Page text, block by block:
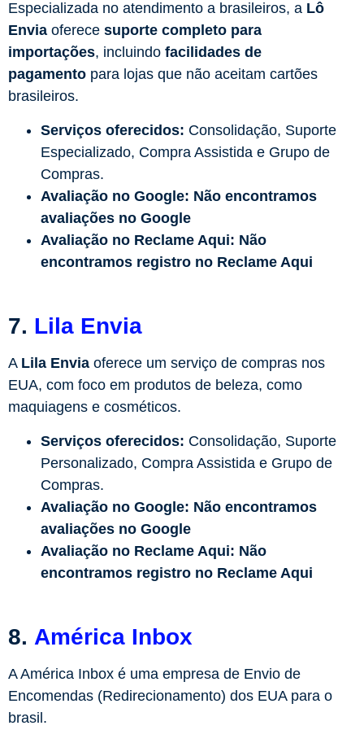
Especializada no atendimento a brasileiros, a Lô
Envia oferece suporte completo para
importações, incluindo facilidades de
pagamento para lojas que não aceitam cartões
brasileiros.
Serviços oferecidos: Consolidação, Suporte
Especializado, Compra Assistida e Grupo de
Compras.
Avaliação no Google: Não encontramos
avaliações no Google
Avaliação no Reclame Aqui: Não
encontramos registro no Reclame Aqui
7. Lila Envia
A Lila Envia oferece um serviço de compras nos
EUA, com foco em produtos de beleza, como
maquiagens e cosméticos.
Serviços oferecidos: Consolidação, Suporte
Personalizado, Compra Assistida e Grupo de
Compras.
Avaliação no Google: Não encontramos
avaliações no Google
Avaliação no Reclame Aqui: Não
encontramos registro no Reclame Aqui
8. América Inbox
A América Inbox é uma empresa de Envio de
Encomendas (Redirecionamento) dos EUA para o
brasil.